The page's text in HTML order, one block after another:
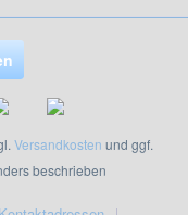
Versandkosten und ggf.
beschrieben